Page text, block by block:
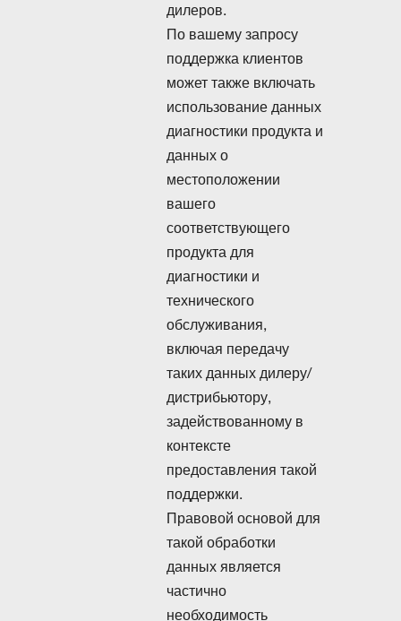
дилеров.
По вашему запросу
поддержка клиентов
может также включать
использование данных
диагностики продукта и
данных о
местоположении
вашего
соответствующего
продукта для
диагностики и
технического
обслуживания,
включая передачу
таких данных дилеру/
дистрибьютору,
задействованному в
контексте
предоставления такой
поддержки.
Правовой основой для
такой обработки
данных является
частично
необходимость